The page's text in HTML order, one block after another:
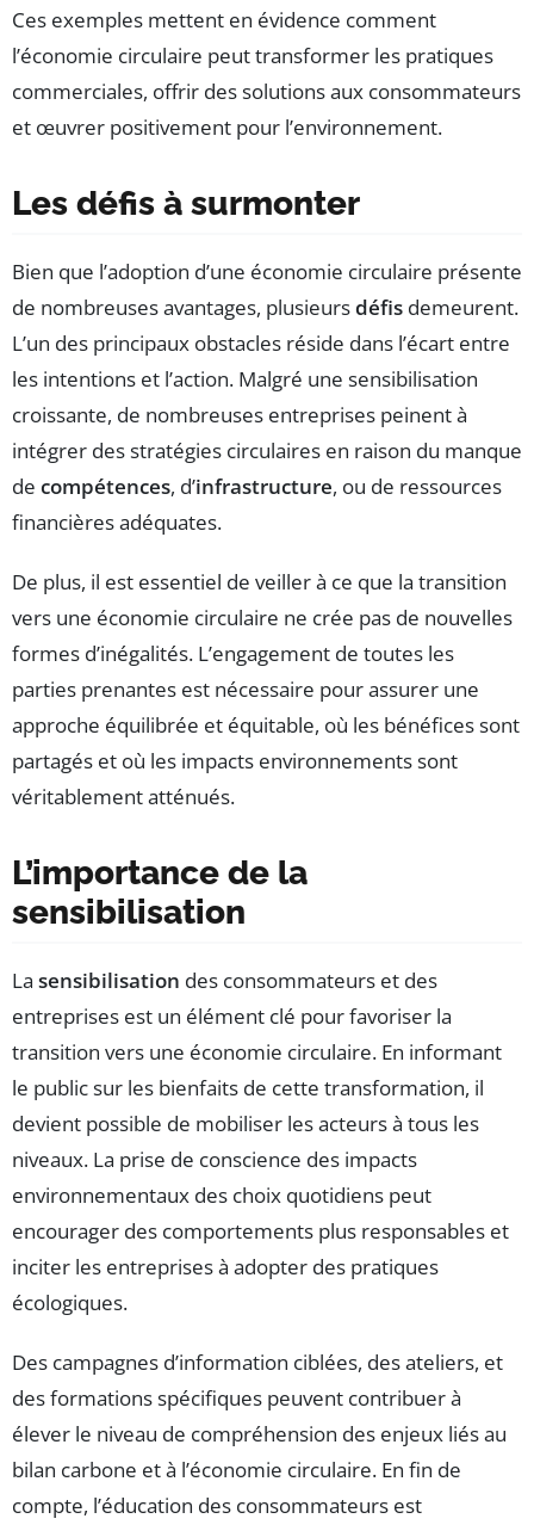
Ces exemples mettent en évidence comment
l’économie circulaire peut transformer les pratiques
commerciales, offrir des solutions aux consommateurs
et œuvrer positivement pour l’environnement.
Les défis à surmonter
Bien que l’adoption d’une économie circulaire présente
de nombreuses avantages, plusieursdéfis demeurent.
L’un des principaux obstacles réside dans l’écart entre
les intentions et l’action. Malgré une sensibilisation
croissante, de nombreuses entreprises peinent à
intégrer des stratégies circulaires en raison du manque
de compétences, d’infrastructure, ou de ressources
financières adéquates.
De plus, il est essentiel de veiller à ce que la transition
vers une économie circulaire ne crée pas de nouvelles
formes d’inégalités. L’engagement de toutes les
parties prenantes est nécessaire pour assurer une
approche équilibrée et équitable, où les bénéfices sont
partagés et où les impacts environnements sont
véritablement atténués.
L’importance de la
sensibilisation
La sensibilisation des consommateurs et des
entreprises est un élément clé pour favoriser la
transition vers une économie circulaire. En informant
le public sur les bienfaits de cette transformation, il
devient possible de mobiliser les acteurs à tous les
niveaux. La prise de conscience des impacts
environnementaux des choix quotidiens peut
encourager des comportements plus responsables et
inciter les entreprises à adopter des pratiques
écologiques.
Des campagnes d’information ciblées, des ateliers, et
des formations spécifiques peuvent contribuer à
élever le niveau de compréhension des enjeux liés au
bilan carbone et à l’économie circulaire. En fin de
compte, l’éducation des consommateurs est